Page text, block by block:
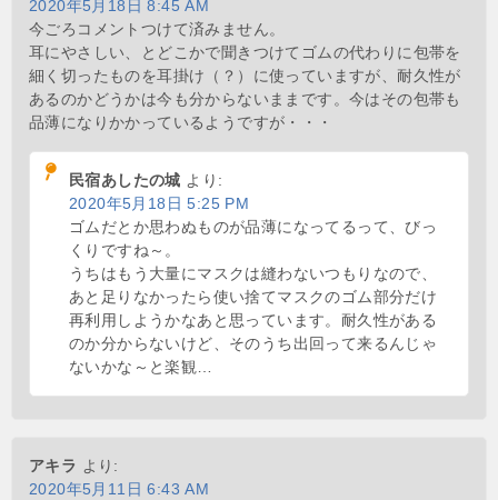
2020年5月18日 8:45 AM
今ごろコメントつけて済みません。
耳にやさしい、とどこかで聞きつけてゴムの代わりに包帯を
細く切ったものを耳掛け（？）に使っていますが、耐久性が
あるのかどうかは今も分からないままです。今はその包帯も
品薄になりかかっているようですが・・・
民宿あしたの城 より:
2020年5月18日 5:25 PM
ゴムだとか思わぬものが品薄になってるって、びっ
くりですね～。
うちはもう大量にマスクは縫わないつもりなので、
あと足りなかったら使い捨てマスクのゴム部分だけ
再利用しようかなあと思っています。耐久性がある
のか分からないけど、そのうち出回って来るんじゃ
ないかな～と楽観…
アキラ より:
2020年5月11日 6:43 AM